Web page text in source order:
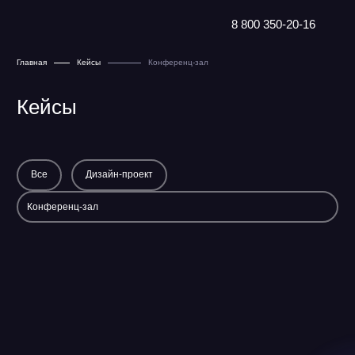
8 800 350-20-16
Главная Кейсы Конференц-зал
Кейсы
Все Дизайн-проект
Конференц-зал